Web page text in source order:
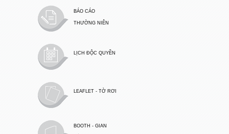
BÁO CÁO
THƯỜNG NIÊN
LỊCH ĐỘC QUYỀN
LEAFLET - TỜ RƠI
BOOTH - GIAN